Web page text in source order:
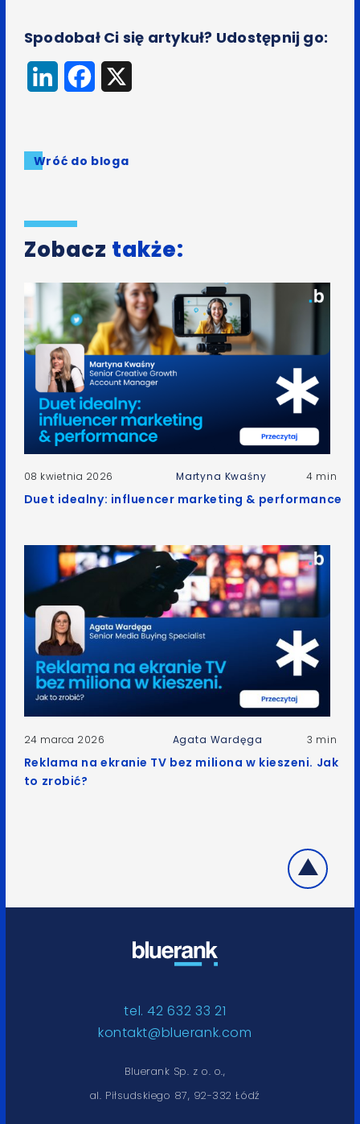
Spodobał Ci się artykuł? Udostępnij go:
LinkedInFacebook
Wróć do bloga
Zobacz także:
08 kwietnia 2026 Martyna Kwaśny 4 min
Duet idealny: influencer marketing & performance
24 marca 2026 Agata Wardęga 3 min
Reklama na ekranie TV bez miliona w kieszeni. Jak
to zrobić?
tel. 42 632 33 21
kontakt@bluerank.com
Bluerank Sp. z o. o.,
al. Piłsudskiego 87, 92-332 Łódź